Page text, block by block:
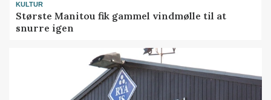
KULTUR
Største Manitou fik gammel vindmølle til at
snurre igen